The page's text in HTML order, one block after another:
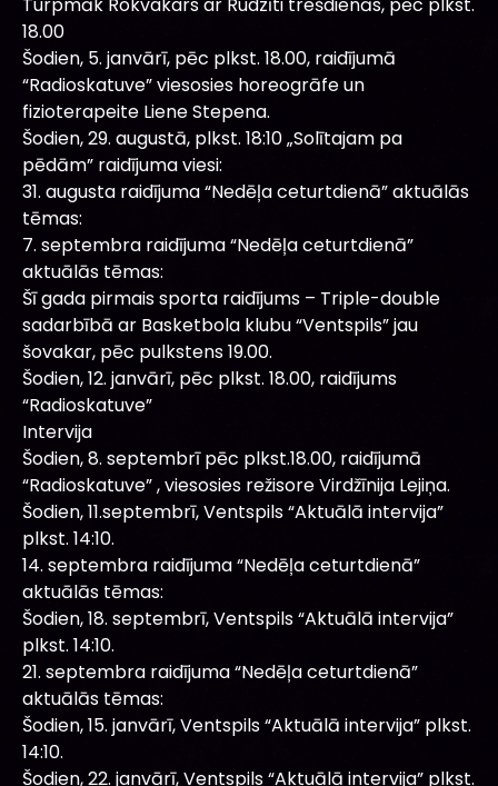
18.00
Šodien, 5. janvārī, pēc plkst. 18.00, raidījumā
“Radioskatuve” viesosies horeogrāfe un
fizioterapeite Liene Stepena.
Šodien, 29. augustā, plkst. 18:10 „Solītajam pa
pēdām” raidījuma viesi:
31. augusta raidījuma “Nedēļa ceturtdienā” aktuālās
tēmas:
7. septembra raidījuma “Nedēļa ceturtdienā”
aktuālās tēmas:
Šī gada pirmais sporta raidījums – Triple-double
sadarbībā ar Basketbola klubu “Ventspils” jau
šovakar, pēc pulkstens 19.00.
Šodien, 12. janvārī, pēc plkst. 18.00, raidījums
“Radioskatuve”
Intervija
Šodien, 8. septembrī pēc plkst.18.00, raidījumā
“Radioskatuve” , viesosies režisore Virdžīnija Lejiņa.
Šodien, 11.septembrī, Ventspils “Aktuālā intervija”
plkst. 14:10.
14. septembra raidījuma “Nedēļa ceturtdienā”
aktuālās tēmas:
Šodien, 18. septembrī, Ventspils “Aktuālā intervija”
plkst. 14:10.
21. septembra raidījuma “Nedēļa ceturtdienā”
aktuālās tēmas:
Šodien, 15. janvārī, Ventspils “Aktuālā intervija” plkst.
14:10.
Šodien, 22. janvārī, Ventspils “Aktuālā intervija” plkst.